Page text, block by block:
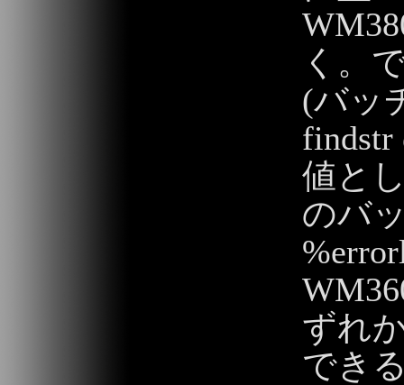
く。
(バッ
値と
のバ
ずれ
でき